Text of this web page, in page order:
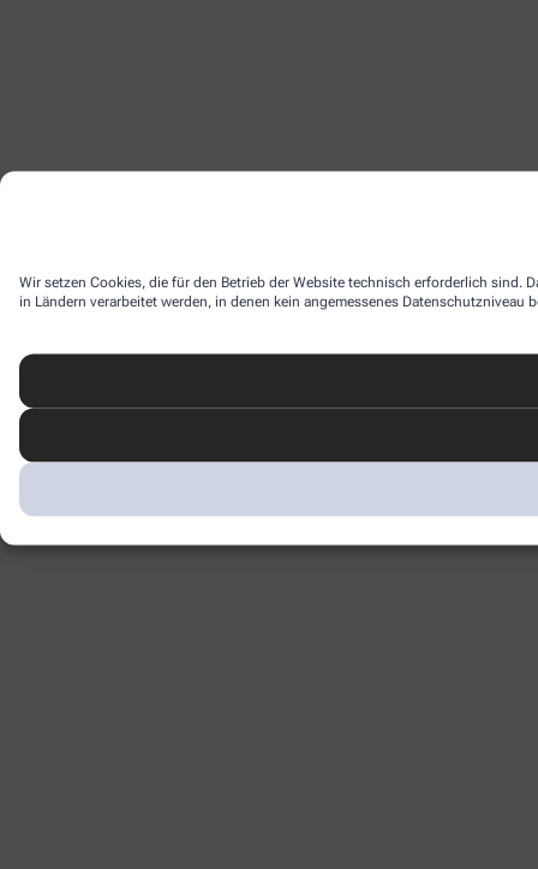
Wir setzen Cookies, die für den Betrieb der Website technisch erforderlich sind.
in Ländern verarbeitet werden, in denen kein angemessenes